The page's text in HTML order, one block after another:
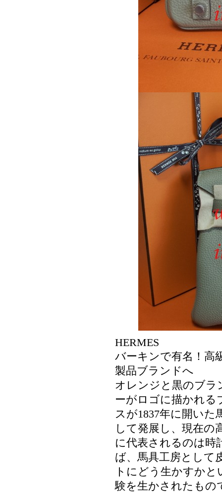
HERMES
バーキンで有名！高
製品ブランドへ
オレンジと黒のブラ
ーがロゴに描かれる
スが1837年に開い
して発展し、現在の
に代表されるのは時
ば、馬具工房として
トにどう生かすか
験を生かされたもの